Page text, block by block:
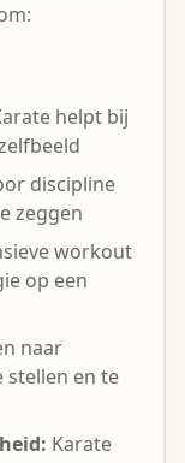
helpt bij
discipline
zeggen
workout
op een
naar
stellen en te
Karate